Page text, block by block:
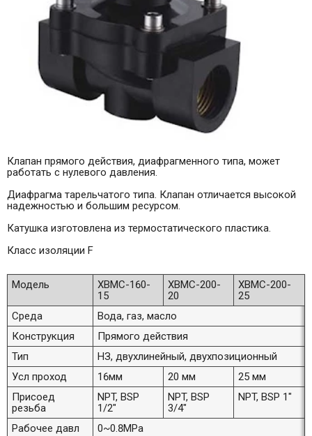
Клапан прямого действия, диафрагменного типа, может
работать с нулевого давления.
Диафрагма тарельчатого типа. Клапан отличается высокой
надежностью и большим ресурсом.
Катушка изготовлена из термостатического пластика.
Класс изоляции F
Модель
XBMC-160-
15
XBMC-200-
20
XBMC-200-
25
Среда
Вода, газ, масло
Конструкция
Прямого действия
Тип
НЗ, двухлинейный, двухпозиционный
Усл проход
16мм 20 мм
25 мм
Присоед
резьба
NPT, BSP
1/2"
NPT, BSP
3/4"
NPT, BSP 1"
Рабочее давл
0~0.8MPa